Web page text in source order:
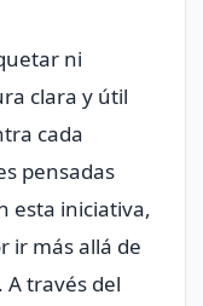
ni
clara y útil
cada
pensadas
esta iniciativa,
ir más allá de
través del